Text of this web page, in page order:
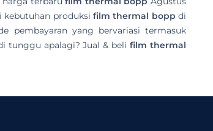
kebutuhan produksifilm thermal bopp di
pembayaran yang bervariasi termasuk
tunggu apalagi? Jual & belifilm thermal